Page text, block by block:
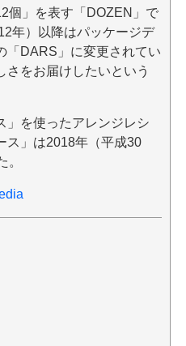
個」を表す「DOZEN」で
年）以降はパッケージデ
「DARS」に変更されてい
さをお届けしたいという
」を使ったアレンジレシ
ス」は2018年（平成30